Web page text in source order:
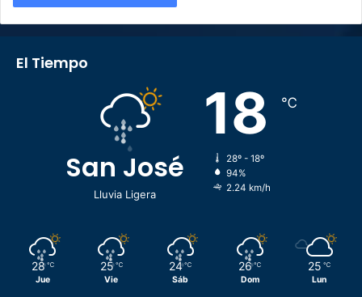
El Tiempo
San José
Lluvia Ligera
18 ℃
28º - 18º
94%
2.24 km/h
28 ℃
Jue
25 ℃
Vie
24 ℃
Sáb
26 ℃
Dom
25 ℃
Lun